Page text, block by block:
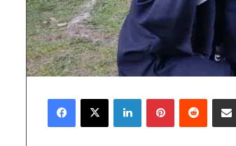
Facebook
X LinkedInPinterestReddit